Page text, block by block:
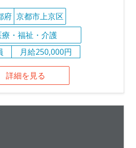
府 京都市上京区
療・福祉・介護
月給250,000円
詳細を見る